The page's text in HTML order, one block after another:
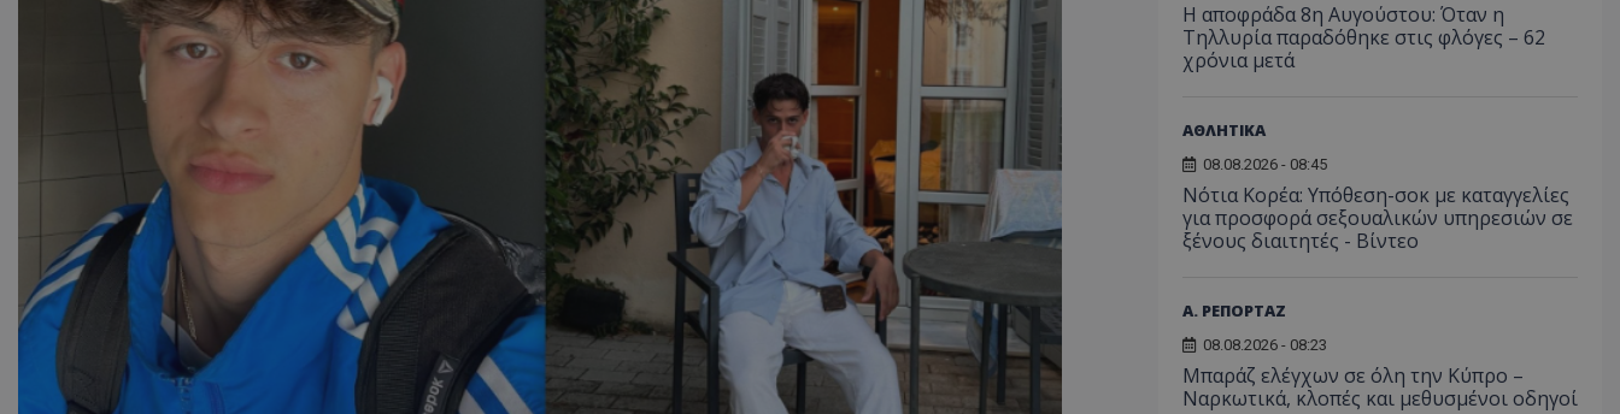
Η αποφράδα 8η Αυγούστου: Όταν η
Τηλλυρία παραδόθηκε στις φλόγες – 62
χρόνια μετά
ΑΘΛΗΤΙΚΑ
08.08.2026 - 08:45
Νότια Κορέα: Υπόθεση-σοκ με καταγγελίες
για προσφορά σεξουαλικών υπηρεσιών σε
ξένους διαιτητές - Bίντεο
Α. ΡΕΠΟΡΤΑΖ
08.08.2026 - 08:23
Μπαράζ ελέγχων σε όλη την Κύπρο –
Ναρκωτικά, κλοπές και μεθυσμένοι οδηγοί